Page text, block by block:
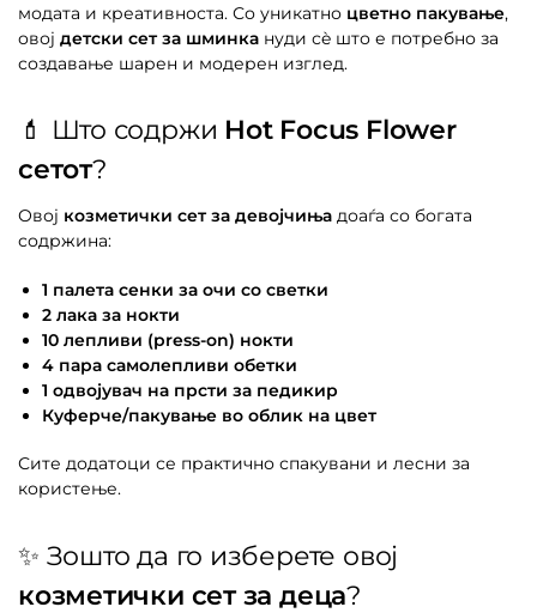
модата и креативноста. Со уникатно цветно пакување,
овој детски сет за шминка нуди сè што е потребно за
создавање шарен и модерен изглед.
💄 Што содржи Hot Focus Flower
сетот?
Овој козметички сет за девојчиња доаѓа со богата
содржина:
1 палета сенки за очи со светки
2 лака за нокти
10 лепливи (press-on) нокти
4 пара самолепливи обетки
1 одвојувач на прсти за педикир
Куферче/пакување во облик на цвет
Сите додатоци се практично спакувани и лесни за
користење.
✨ Зошто да го изберете овој
козметички сет за деца?